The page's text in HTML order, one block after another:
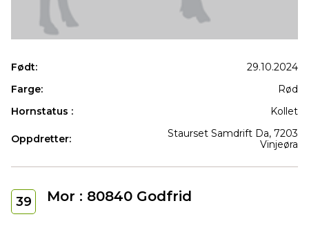
Født:
29.10.2024
Farge:
Rød
Hornstatus :
Kollet
Oppdretter:
Staurset Samdrift Da, 7203
Vinjeøra
39 Mor : 80840 Godfrid